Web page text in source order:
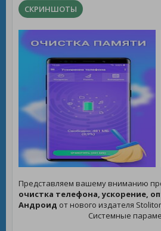
СКРИНШОТЫ
Представляем вашему вниманию
очистка телефона, ускорение,
Андроид от нового издателя
Системные